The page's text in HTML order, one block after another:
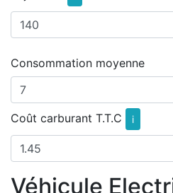
Consommation moyenne
Coût carburant T.T.C
i
Véhicule